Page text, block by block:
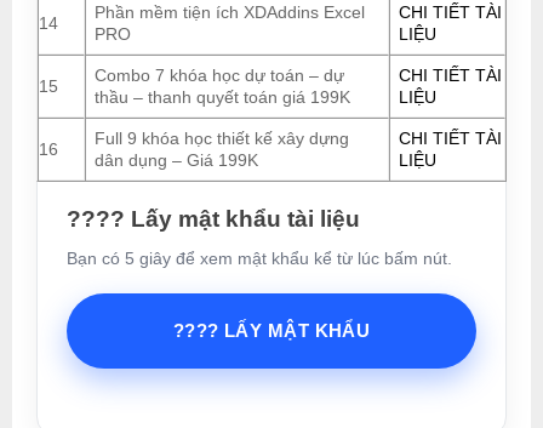
14
Phần mềm tiện ích XDAddins Excel
PRO
CHI TIẾT TÀI
LIỆU
15
Combo 7 khóa học dự toán – dự
thầu – thanh quyết toán giá 199K
CHI TIẾT TÀI
LIỆU
16
Full 9 khóa học thiết kế xây dựng
dân dụng – Giá 199K
CHI TIẾT TÀI
LIỆU
???? Lấy mật khẩu tài liệu
Bạn có 5 giây để xem mật khẩu kể từ lúc bấm nút.
???? LẤY MẬT KHẨU